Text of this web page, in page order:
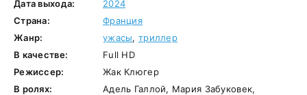
Дата выхода:
2024
Страна:
Франция
Жанр:
ужасы, триллер
В качестве:
Full HD
Режиссер:
Жак Клюгер
В ролях:
Адель Галлой, Мария Забуковек,